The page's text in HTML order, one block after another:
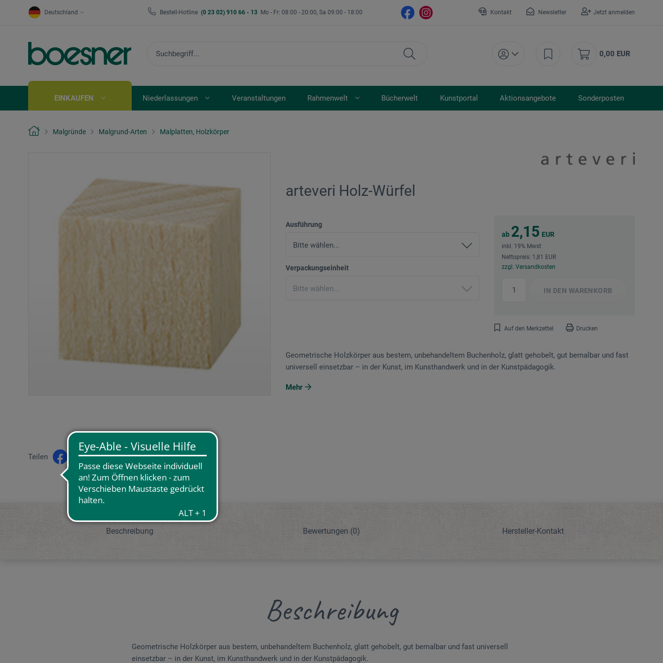
Deutschland Bestell-Hotline (0 23 02) 910 66 - 13 Mo - Fr: 08:00 - 20:00, Sa 09:00 - 18:00 Kontakt Newsletter Jetzt anmelden
0,00 EUR
EINKAUFEN Niederlassungen Veranstaltungen Rahmenwelt Bücherwelt Kunstportal Aktionsangebote Sonderposten
Malgründe Malgrund-Arten Malplatten, Holzkörper
arteveri Holz-Würfel
Ausführung
Verpackungseinheit
ab 2,15 EUR
inkl. 19% Mwst
Nettopreis: 1,81 EUR
zzgl. Versandkosten
IN DEN WARENKORB
Auf den Merkzettel Drucken
Teilen
Geometrische Holzkörper aus bestem, unbehandeltem Buchenholz, glatt gehobelt, gut bemalbar und fast
universell einsetzbar – in der Kunst, im Kunsthandwerk und in der Kunstpädagogik.
Mehr
Beschreibung Bewertungen (0) Hersteller-Kontakt
Beschreibung
Geometrische Holzkörper aus bestem, unbehandeltem Buchenholz, glatt gehobelt, gut bemalbar und fast universell
einsetzbar – in der Kunst, im Kunsthandwerk und in der Kunstpädagogik.